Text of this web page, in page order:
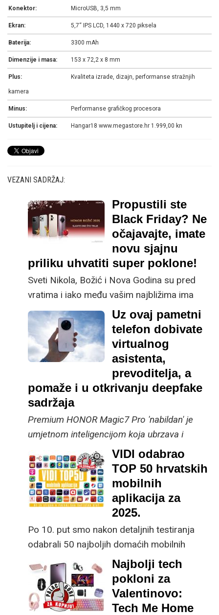
Konektor: MicroUSB, 3,5 mm
Ekran: 5,7“ IPS LCD, 1440 x 720 piksela
Baterija: 3300 mAh
Dimenzije i masa: 153 x 72,2 x 8 mm
Plus: Kvaliteta izrade, dizajn, performanse stražnjih
kamera
Minus: Performanse grafičkog procesora
Ustupitelj i cijena: Hangar18 www.megastore.hr 1.999,00 kn
VEZANI SADRŽAJ:
Propustili ste
Black Friday? Ne
očajavajte, imate
novu sjajnu
priliku uhvatiti super poklone!
Sveti Nikola, Božić i Nova Godina su pred
vratima i iako među vašim najbližima ima
onih koji su sretni kada za poklon dobiju
omiljenu slasticu ili neku sitnica, neke će ipak
najviše razveseliti vrhunska tehnologija. Do
kraja godine HONOR je pripremio odlične
akcije na modele koji nude fantastičan omjer
cijene i kvalitete te poklon uz kupnju
odabranog modela.
Uz ovaj pametni
telefon dobivate
virtualnog
asistenta,
prevoditelja, a
pomaže i u otkrivanju deepfake
sadržaja
Premium HONOR Magic7 Pro 'nabildan' je
umjetnom inteligencijom koja ubrzava i
olakšava svakodnevne životne i poslovne
zadatke
VIDI odabrao
TOP 50 hrvatskih
mobilnih
aplikacija za
2025.
Po 10. put smo nakon detaljnih testiranja
odabrali 50 najboljih domaćih mobilnih
aplikacija, a također smo zaronili u aktualne
trendove s domaćim developerima
Najbolji tech
pokloni za
Valentinovo:
Tech Me Home